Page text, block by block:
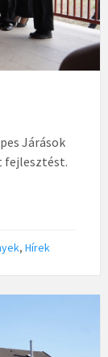
Járások
fejlesztést.
, Hírek